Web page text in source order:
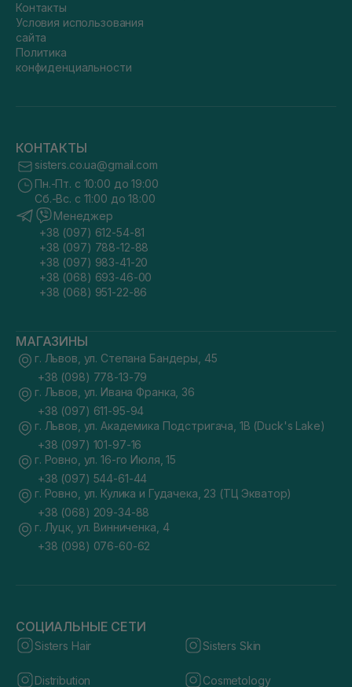
Контакты
Условия использования
сайта
Политика
конфиденциальности
КОНТАКТЫ
sisters.co.ua@gmail.com
Пн.-Пт. с 10:00 до 19:00
Сб.-Вс. с 11:00 до 18:00
Менеджер
+38 (097) 612-54-81
+38 (097) 788-12-88
+38 (097) 983-41-20
+38 (068) 693-46-00
+38 (068) 951-22-86
МАГАЗИНЫ
г. Львов, ул. Степана Бандеры, 45
+38 (098) 778-13-79
г. Львов, ул. Ивана Франка, 36
+38 (097) 611-95-94
г. Львов, ул. Академика Подстригача, 1В (Duck's Lake)
+38 (097) 101-97-16
г. Ровно, ул. 16-го Июля, 15
+38 (097) 544-61-44
г. Ровно, ул. Кулика и Гудачека, 23 (ТЦ Экватор)
+38 (068) 209-34-88
г. Луцк, ул. Винниченка, 4
+38 (098) 076-60-62
СОЦИАЛЬНЫЕ СЕТИ
Sisters Hair Sisters Skin
Distribution Cosmetology